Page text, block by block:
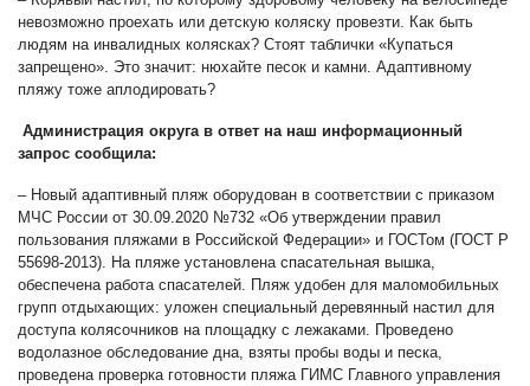
невозможно проехать или детскую коляску провезти. Как быть
людям на инвалидных колясках? Стоят таблички «Купаться
запрещено». Это значит: нюхайте песок и камни. Адаптивному
пляжу тоже аплодировать?
Администрация округа в ответ на наш информационный
запрос сообщила:
–Новый адаптивный пляж оборудован в соответствии с приказом
МЧС России от 30.09.2020 №732 «Об утверждении правил
пользования пляжами в Российской Федерации» и ГОСТом (ГОСТ Р
55698-2013). На пляже установлена спасательная вышка,
обеспечена работа спасателей. Пляж удобен для маломобильных
групп отдыхающих: уложен специальный деревянный настил для
доступа колясочников на площадку с лежаками. Проведено
водолазное обследование дна, взяты пробы воды и песка,
проведена проверка готовности пляжа ГИМС Главного управления